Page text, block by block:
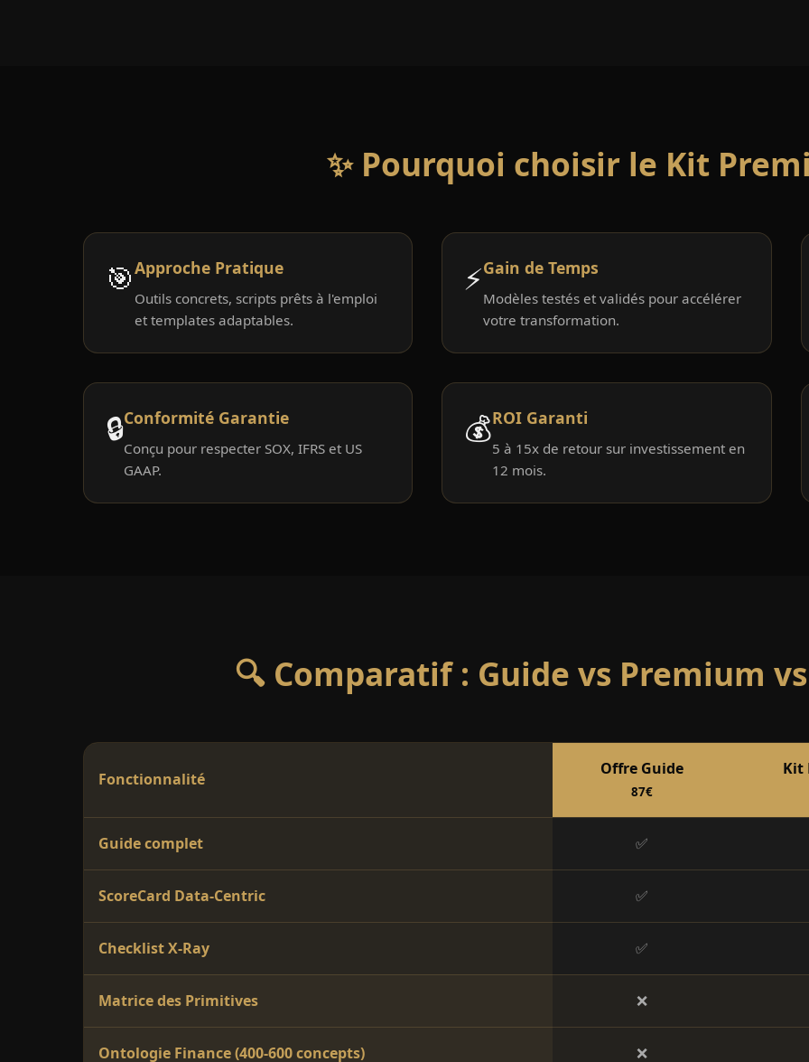
✨ Pourquoi choisir le Kit
🎯Approche Pratique
Outils concrets, scripts prêts à l'emploi
et templates adaptables.
⚡Gain de Temps
Modèles testés et validés pour accélérer
votre transformation.
🔒Conformité Garantie
Conçu pour respecter SOX, IFRS et US
GAAP.
💰ROI Garanti
5 à 15x de retour sur investissement en
12 mois.
🔍 Comparatif : Guide vs Premium
Fonctionnalité
Offre Guide
87€
Kit
Guide complet ✅
ScoreCard Data-Centric ✅
Checklist X-Ray ✅
Matrice des Primitives ❌
Ontologie Finance (400-600 concepts) ❌